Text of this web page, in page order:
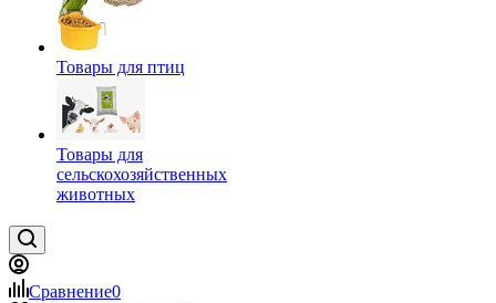
Товары для птиц
Товары для
сельскохозяйственных
животных
Сравнение0